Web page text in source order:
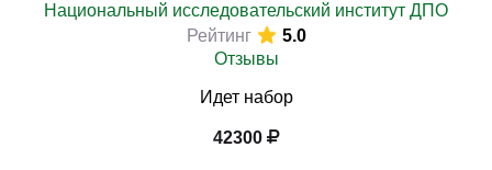
Национальный исследовательский институт ДПО
Рейтинг
5.0
Отзывы
Идет набор
42300